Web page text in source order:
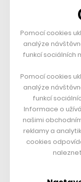
slova naprosto
pokračuje s tím,
nimiž se setkal,
Pomocí cookies
analýze
funkcí sociálních
Pomocí cookies
analýze
funkcí
Informace o
našimi
reklamy a
cookies